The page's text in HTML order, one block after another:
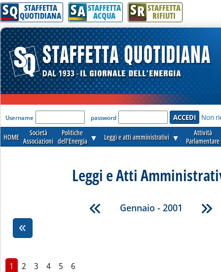
SQ STAFFETTA
QUOTIDIANA SA STAFFETTA
ACQUA SR STAFFETTA
RIFIUTI
'Modulo Login per accedere'
Username password Non
HOME
Società
Associazioni
Politiche
dell'Energia ▼ Leggi e atti amministrativi ▼
Attività
Parlamentare
Leggi e Atti
Gennaio - 2001
1 2 3 4 5 6